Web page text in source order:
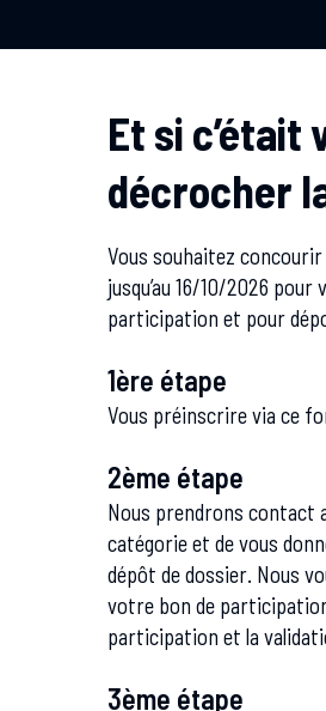
Et si c’était
décrocher
Vous souhaitez
jusqu’au 16/10/2026
participation et pour
1ère étape
Vous préinscrire via ce
2ème étape
Nous prendrons contact
catégorie et de vous
dépôt de dossier. Nous
votre bon de
participation et la
3ème étape